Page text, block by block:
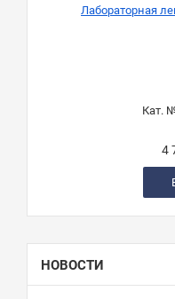
Лабораторная
Кат.
4
НОВОСТИ